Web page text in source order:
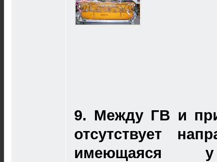
9. Между ГВ и
отсутствует
имеющаяся у